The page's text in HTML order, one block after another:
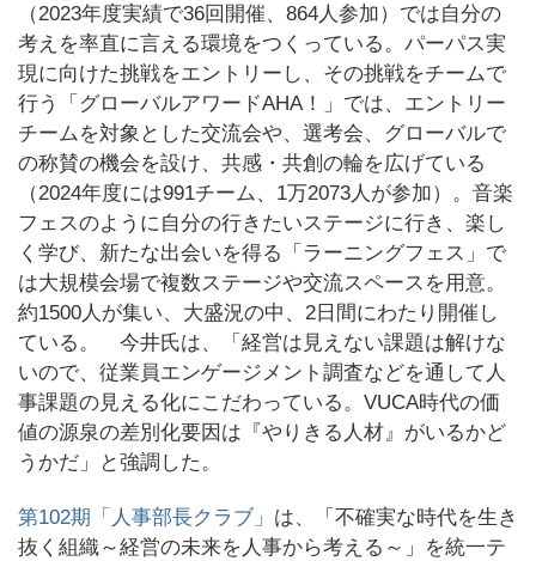
（2023年度実績で36回開催、864人参加）では自分の
考えを率直に言える環境をつくっている。パーパス実
現に向けた挑戦をエントリーし、その挑戦をチームで
行う「グローバルアワードAHA！」では、エントリー
チームを対象とした交流会や、選考会、グローバルで
の称賛の機会を設け、共感・共創の輪を広げている
（2024年度には991チーム、1万2073人が参加）。音楽
フェスのように自分の行きたいステージに行き、楽し
く学び、新たな出会いを得る「ラーニングフェス」で
は大規模会場で複数ステージや交流スペースを用意。
約1500人が集い、大盛況の中、2日間にわたり開催し
ている。 今井氏は、「経営は見えない課題は解けな
いので、従業員エンゲージメント調査などを通して人
事課題の見える化にこだわっている。VUCA時代の価
値の源泉の差別化要因は『やりきる人材』がいるかど
うかだ」と強調した。
第102期「人事部長クラブ」 は、「不確実な時代を生き
抜く組織～経営の未来を人事から考える～」を統一テ